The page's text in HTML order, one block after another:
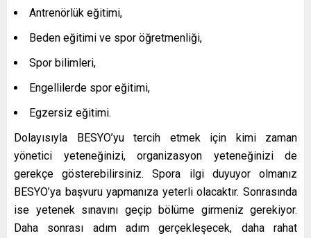
Antrenörlük eğitimi,
Beden eğitimi ve spor öğretmenliği,
Spor bilimleri,
Engellilerde spor eğitimi,
Egzersiz eğitimi.
Dolayısıyla BESYO’yu tercih etmek için kimi zaman
yönetici yeteneğinizi, organizasyon yeteneğinizi de
gerekçe gösterebilirsiniz. Spora ilgi duyuyor olmanız
BESYO’ya başvuru yapmanıza yeterli olacaktır. Sonrasında
ise yetenek sınavını geçip bölüme girmeniz gerekiyor.
Daha sonrası adım adım gerçekleşecek, daha rahat